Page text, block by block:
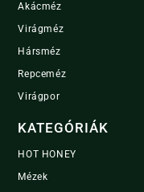
Akácméz
Virágméz
Hársméz
Repceméz
Virágpor
KATEGÓRIÁK
HOT HONEY
Mézek